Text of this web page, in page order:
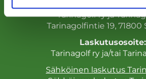
Tarinagolf ry ja
Tarinagolfintie 19, 71800
Laskutusosoite:
Tarinagolf ry ja/tai
Sähköinen laskutus